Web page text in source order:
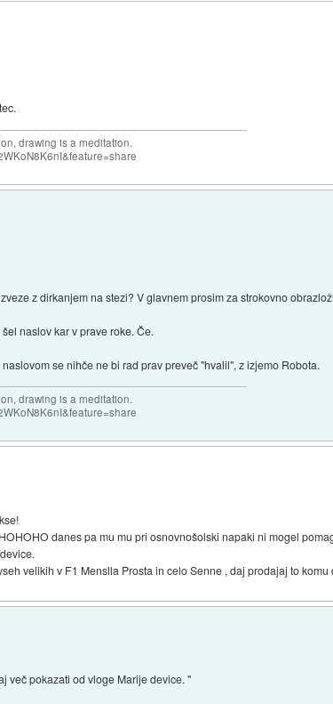
drawing is a meditation.
z dirkanjem na stezi? V glavnem prosim za strokovno
naslov kar v prave roke. Če.
se nihče ne bi rad prav preveč "hvalil", z izjemo Robota.
drawing is a meditation.
danes pa mu mu pri osnovnošolski napaki ni mogel
velikih v F1 Menslla Prosta in celo Senne , daj prodajaj to komu
več pokazati od vloge Marije device. "